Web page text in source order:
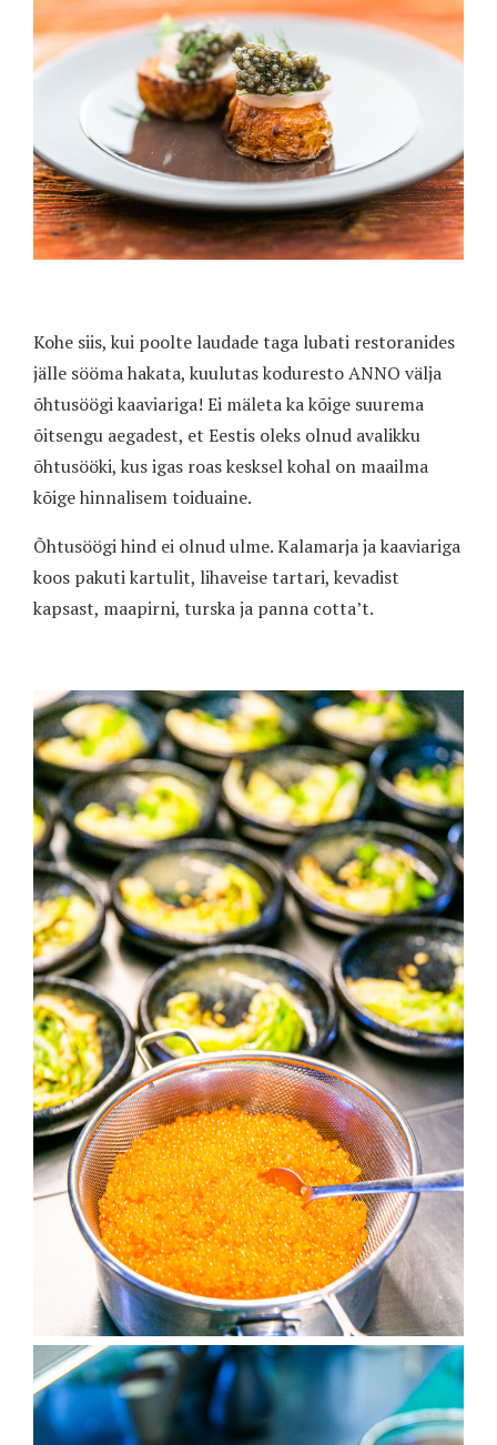
Kohe siis, kui poolte laudade taga lubati restoranides
jälle sööma hakata, kuulutas koduresto ANNO välja
õhtusöögi kaaviariga! Ei mäleta ka kõige suurema
õitsengu aegadest, et Eestis oleks olnud avalikku
õhtusööki, kus igas roas kesksel kohal on maailma
kõige hinnalisem toiduaine.
Õhtusöögi hind ei olnud ulme. Kalamarja ja kaaviariga
koos pakuti kartulit, lihaveise tartari, kevadist
kapsast, maapirni, turska ja panna cotta’t.